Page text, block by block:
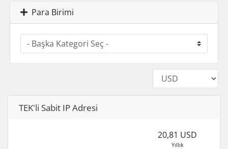
Para Birimi
TEK'li Sabit IP Adresi
20,81 USD
Yıllık